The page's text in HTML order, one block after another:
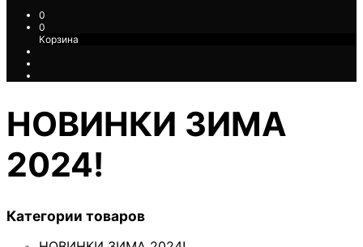
0
0
Корзина
НОВИНКИ ЗИМА
2024!
Категории товаров